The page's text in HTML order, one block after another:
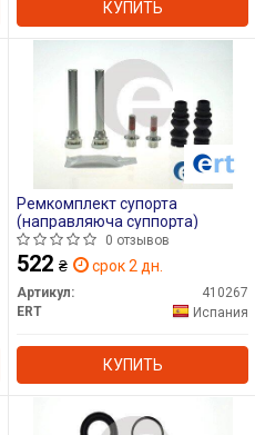
КУПИТЬ
Ремкомплект супорта
(направляюча суппорта)
0 отзывов
522 ₴ срок 2 дн.
Артикул:
410267
ERT
Испания
КУПИТЬ